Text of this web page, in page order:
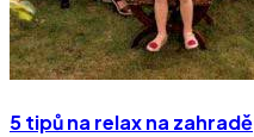
5 tipů na relax na zahradě